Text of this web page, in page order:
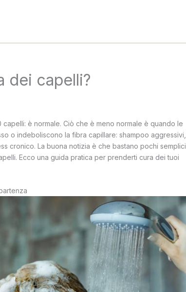
dei capelli?
è normale. Ciò che è meno normale è quando le
o indeboliscono la fibra capillare: shampoo aggressivi,
cronico. La buona notizia è che bastano pochi semplici
Ecco una guida pratica per prenderti cura dei tuoi